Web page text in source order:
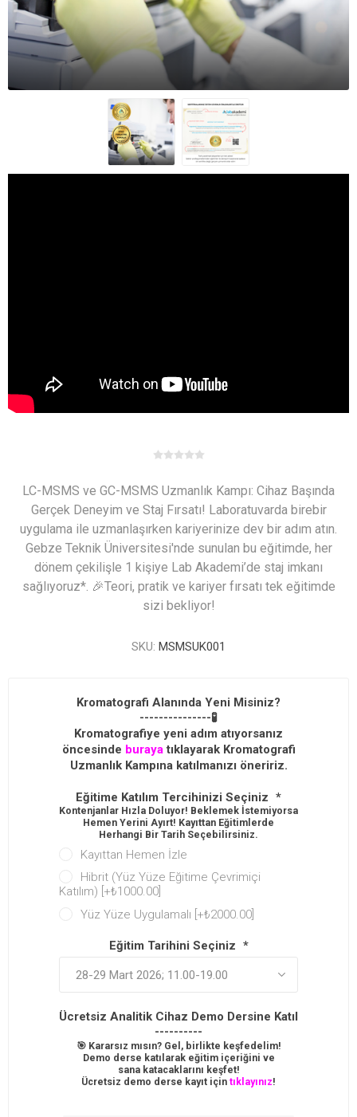
LC-MSMS ve GC-MSMS Uzmanlık Kampı: Cihaz Başında
Gerçek Deneyim ve Staj Fırsatı! Laboratuvarda birebir
uygulama ile uzmanlaşırken kariyerinize dev bir adım atın.
Gebze Teknik Üniversitesi'nde sunulan bu eğitimde, her
dönem çekilişle 1 kişiye Lab Akademi’de staj imkanı
sağlıyoruz*. 🎉Teori, pratik ve kariyer fırsatı tek eğitimde
sizi bekliyor!
SKU: MSMSUK001
Kromatografi Alanında Yeni Misiniz?
---------------🧪
Kromatografiye yeni adım atıyorsanız
öncesinde burayatıklayarak Kromatografi
Uzmanlık Kampına katılmanızı öneririz.
Eğitime Katılım Tercihinizi Seçiniz *
Kontenjanlar Hızla Doluyor! Beklemek İstemiyorsan
Hemen Yerini Ayırt! Kayıttan Eğitimlerde
Herhangi Bir Tarih Seçebilirsiniz.
Kayıttan Hemen İzle
Hibrit (Yüz Yüze Eğitime Çevrimiçi
Katılım) [+₺1000.00]
Yüz Yüze Uygulamalı [+₺2000.00]
Eğitim Tarihini Seçiniz *
Ücretsiz Analitik Cihaz Demo Dersine Katıl!
----------
🎯 Kararsız mısın? Gel, birlikte keşfedelim!
Demo derse katılarak eğitim içeriğini ve
sana katacaklarını keşfet!
Ücretsiz demo derse kayıt için tıklayınız!